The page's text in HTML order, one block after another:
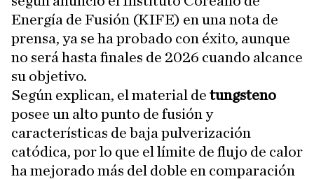
Energía de Fusión (KIFE) en una nota de
prensa, ya se ha probado con éxito, aunque
no será hasta finales de 2026 cuando alcance
su objetivo.
Según explican, el material de tungsteno
posee un alto punto de fusión y
características de baja pulverización
catódica, por lo que el límite de flujo de calor
ha mejorado más del doble en comparación